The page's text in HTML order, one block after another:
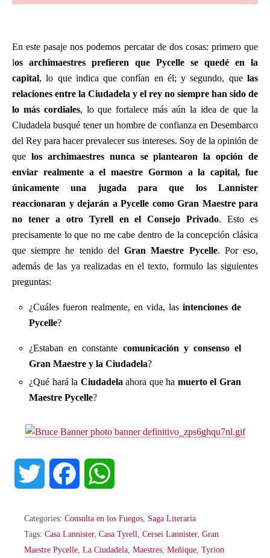
En este pasaje nos podemos percatar de dos cosas: primero que
los archimaestres prefieren que Pycelle se quedé en la
capital, lo que indica que confían en él; y segundo, que las
relaciones entre la Ciudadela y el rey no siempre han sido de
lo más cordiales, lo que fortalece más aún la idea de que la
Ciudadela busqué tener un hombre de confianza en Desembarco
del Rey para hacer prevalecer sus intereses. Soy de la opinión de
que los archimaestres nunca se plantearon la opción de
enviar realmente a el maestre Gormon a la capital, fue
únicamente una jugada para que los Lannister
reaccionaran y dejarán a Pycelle como Gran Maestre para
no tener a otro Tyrell en el Consejo Privado. Esto es
precisamente lo que no me cabe dentro de la concepción clásica
que siempre he tenido delGran Maestre Pycelle. Por eso,
además de las ya realizadas en el texto, formulo las siguientes
preguntas:
¿Cuáles fueron realmente, en vida, las intenciones de
Pycelle?
¿Estaban en constante comunicación y consenso el
Gran Maestre y la Ciudadela?
¿Qué hará la Ciudadela ahora que ha muerto el Gran
Maestre Pycelle?
i c a
Categories: Consulta en los Fuegos Saga Literaria
Tags: Casa Lannister, Casa Tyrell Cersei Lannister, Gran
Maestre Pycelle La Ciudadela Maestres Meñique Tyrion